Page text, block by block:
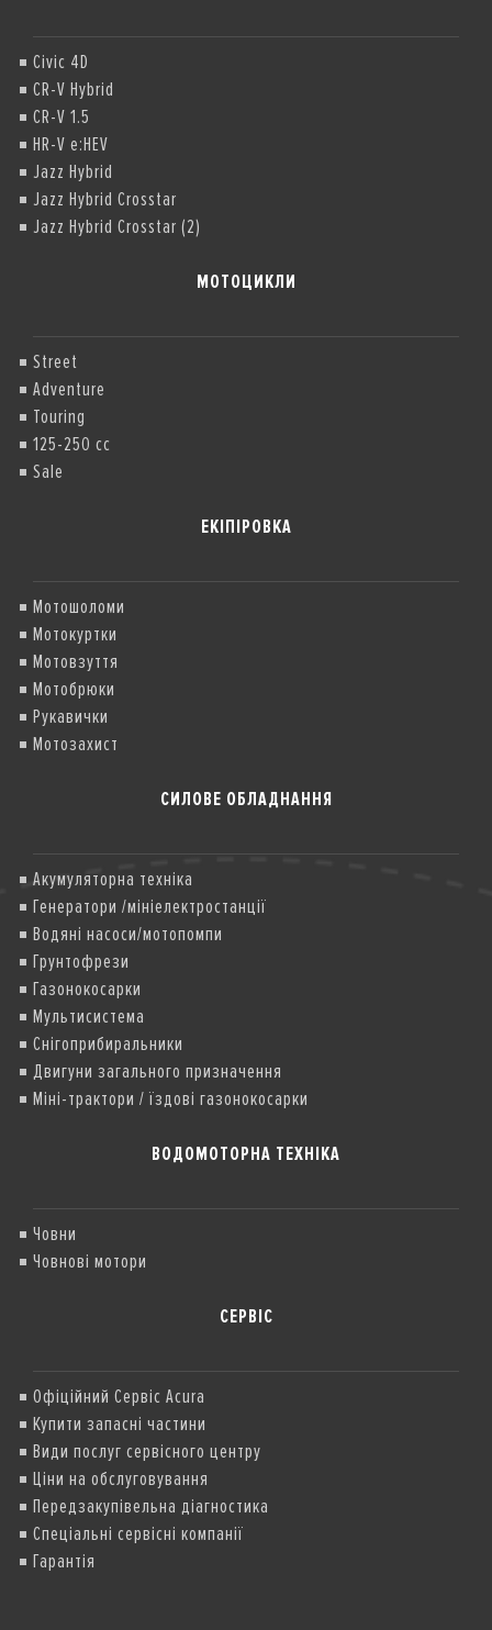
Civic 4D
CR-V Hybrid
CR-V 1.5
HR-V e:HEV
Jazz Hybrid
Jazz Hybrid Crosstar
Jazz Hybrid Crosstar (2)
МОТОЦИКЛИ
Street
Adventure
Touring
125-250 cc
Sale
ЕКІПІРОВКА
Мотошоломи
Мотокуртки
Мотовзуття
Мотобрюки
Рукавички
Мотозахист
СИЛОВЕ ОБЛАДНАННЯ
Акумуляторна техніка
Генератори /мініелектростанції
Водяні насоси/мотопомпи
Грунтофрези
Газонокосарки
Мультисистема
Снігоприбиральники
Двигуни загального призначення
Міні-трактори / їздові газонокосарки
ВОДОМОТОРНА ТЕХНІКА
Човни
Човнові мотори
СЕРВІС
Офіційний Сервіс Acura
Купити запасні частини
Види послуг сервісного центру
Ціни на обслуговування
Передзакупівельна діагностика
Спеціальні сервісні компанії
Гарантія